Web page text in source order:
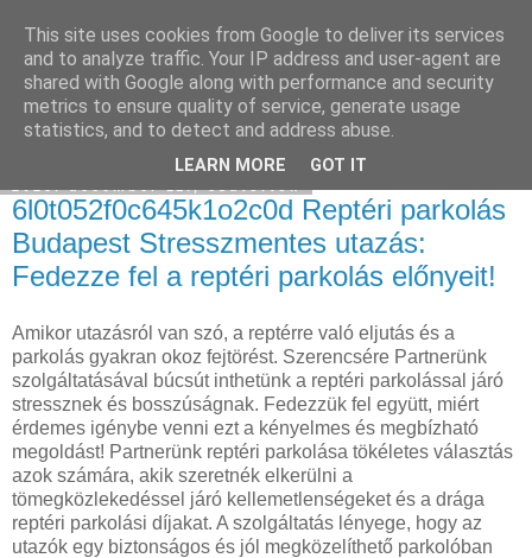
Hulladékgyűjtés
6l0t052f0c645k1o2c0d Reptéri parkolás
Budapest Stresszmentes utazás:
Fedezze fel a reptéri parkolás előnyeit!
Amikor utazásról van szó, a reptérre való eljutás és a
parkolás gyakran okoz fejtörést. Szerencsére Partnerünk
szolgáltatásával búcsút inthetünk a reptéri parkolással járó
stressznek és bosszúságnak. Fedezzük fel együtt, miért
érdemes igénybe venni ezt a kényelmes és megbízható
megoldást! Partnerünk reptéri parkolása tökéletes választás
azok számára, akik szeretnék elkerülni a
tömegközlekedéssel járó kellemetlenségeket és a drága
reptéri parkolási díjakat. A szolgáltatás lényege, hogy az
utazók egy biztonságos és jól megközelíthető parkolóban
This site uses cookies from Google to deliver its services
and to analyze traffic. Your IP address and user-agent are
shared with Google along with performance and security
metrics to ensure quality of service, generate usage
statistics, and to detect and address abuse.
LEARN MORE GOT IT